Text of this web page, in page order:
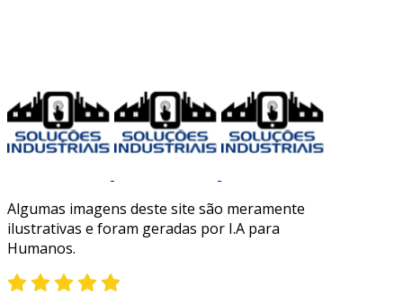
Algumas imagens deste site são meramente
ilustrativas e foram geradas por I.A para
Humanos.